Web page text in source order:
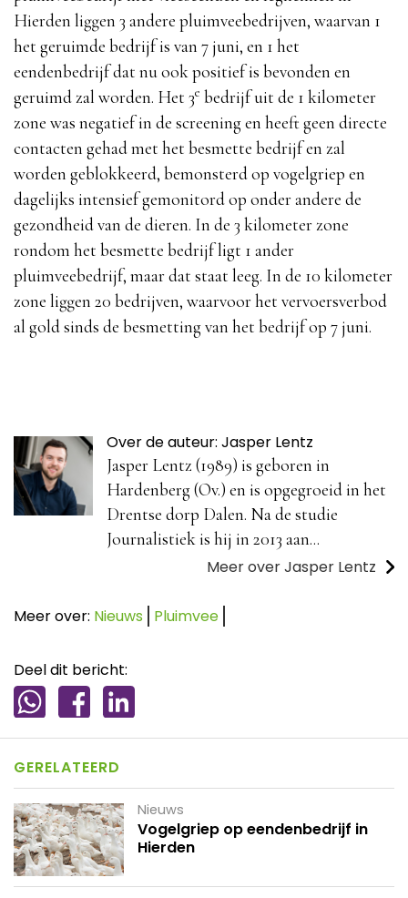
Hierden liggen 3 andere pluimveebedrijven, waarvan 1
het geruimde bedrijf is van 7 juni, en 1 het
eendenbedrijf dat nu ook positief is bevonden en
geruimd zal worden. Het 3e bedrijf uit de 1 kilometer
zone was negatief in de screening en heeft geen directe
contacten gehad met het besmette bedrijf en zal
worden geblokkeerd, bemonsterd op vogelgriep en
dagelijks intensief gemonitord op onder andere de
gezondheid van de dieren. In de 3 kilometer zone
rondom het besmette bedrijf ligt 1 ander
pluimveebedrijf, maar dat staat leeg. In de 10 kilometer
zone liggen 20 bedrijven, waarvoor het vervoersverbod
al gold sinds de besmetting van het bedrijf op 7 juni.
Over de auteur: Jasper Lentz
Jasper Lentz (1989) is geboren in
Hardenberg (Ov.) en is opgegroeid in het
Drentse dorp Dalen. Na de studie
Journalistiek is hij in 2013 aan...
Meer over Jasper Lentz
Meer over: Nieuws Pluimvee
Deel dit bericht:
GERELATEERD
Nieuws
Vogelgriep op eendenbedrijf in
Hierden